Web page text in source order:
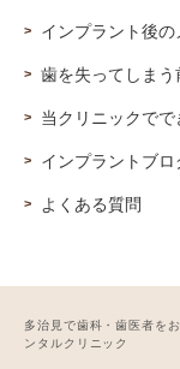
インプラント後の
歯を失ってしまう
当クリニックで
インプラントブロ
よくある質問
多治見で歯科・歯医者を
ンタルクリニック